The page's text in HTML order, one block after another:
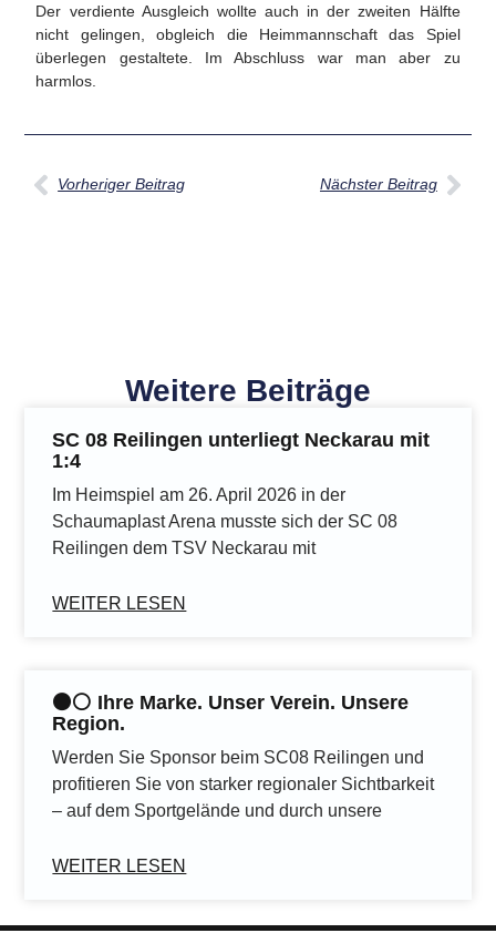
Der verdiente Ausgleich wollte auch in der zweiten Hälfte
nicht gelingen, obgleich die Heimmannschaft das Spiel
überlegen gestaltete. Im Abschluss war man aber zu
harmlos.
Vorheriger Beitrag Nächster Beitrag
Weitere Beiträge
SC 08 Reilingen unterliegt Neckarau mit
1:4
Im Heimspiel am 26. April 2026 in der
Schaumaplast Arena musste sich der SC 08
Reilingen dem TSV Neckarau mit
WEITER LESEN
⚫️⚪️ Ihre Marke. Unser Verein. Unsere
Region.
Werden Sie Sponsor beim SC08 Reilingen und
profitieren Sie von starker regionaler Sichtbarkeit
– auf dem Sportgelände und durch unsere
WEITER LESEN